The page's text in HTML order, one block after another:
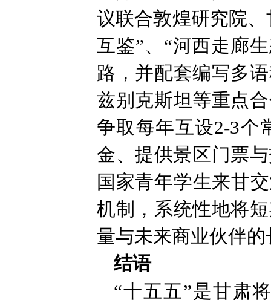
议联合敦煌研究院
互鉴”、“河西走廊
路，并配套编写多
兹别克斯坦等重点
争取每年互设2-3个
金、提供景区门票
国家青年学生来甘
机制，系统性地将
量与未来商业伙伴
结语
“十五五”是甘肃